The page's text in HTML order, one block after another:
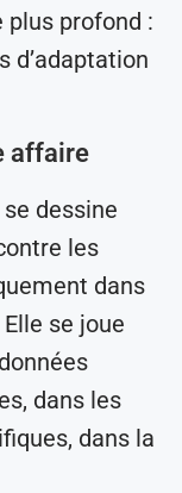
plus profond :
d’adaptation
affaire
dessine
les
dans
se joue
dans les
dans la